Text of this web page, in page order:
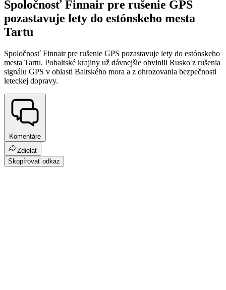
Spoločnosť Finnair pre rušenie GPS
pozastavuje lety do estónskeho mesta
Tartu
Spoločnosť Finnair pre rušenie GPS pozastavuje lety do estónskeho
mesta Tartu. Pobaltské krajiny už dávnejšie obvinili Rusko z rušenia
signálu GPS v oblasti Baltského mora a z ohrozovania bezpečnosti
leteckej dopravy.
Komentáre
Zdielať
Skopírovať odkaz